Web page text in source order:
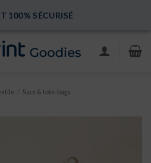
100% SÉCURISÉ
Sacs & tote-bags